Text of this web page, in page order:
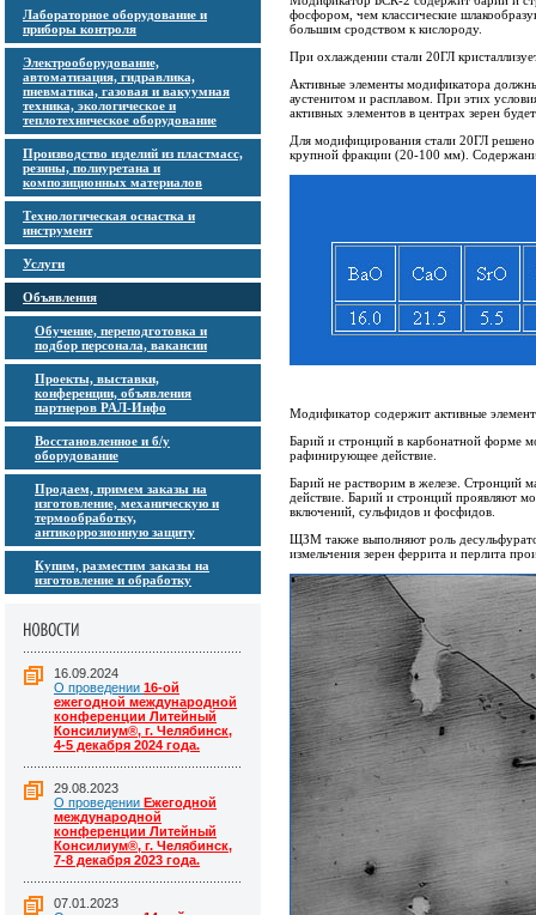
Лабораторное оборудование и
приборы контроля
Электрооборудование,
автоматизация, гидравлика,
пневматика, газовая и вакуумная
техника, экологическое и
теплотехническое оборудование
Производство изделий из пластмасс,
резины, полиуретана и
композиционных материалов
Технологическая оснастка и
инструмент
Услуги
Объявления
Обучение, переподготовка и
подбор персонала, вакансии
Проекты, выставки,
конференции, объявления
партнеров РАЛ-Инфо
Восстановленное и б/у
оборудование
Продаем, примем заказы на
изготовление, механическую и
термообработку,
антикоррозионную защиту
Купим, разместим заказы на
изготовление и обработку
16.09.2024
О проведении 16-ой
ежегодной международной
конференции Литейный
Консилиум®, г. Челябинск,
4-5 декабря 2024 года.
29.08.2023
О проведении Ежегодной
международной
конференции Литейный
Консилиум®, г. Челябинск,
7-8 декабря 2023 года.
07.01.2023
фосфором, чем классические
большим сродством к кислороду.
При охлаждении стали 20ГЛ
Активные элементы модификатора
аустенитом и расплавом. При этих
активных элементов в центрах зерен
Для модифицирования стали 20ГЛ
крупной фракции (20-100 мм).
Модификатор содержит активные
Барий и стронций в карбонатной форме
рафинирующее действие.
Барий не растворим в железе. Стронций
действие. Барий и стронций проявляют
включений, сульфидов и фосфидов.
ЩЗМ также выполняют роль
измельчения зерен феррита и перлита